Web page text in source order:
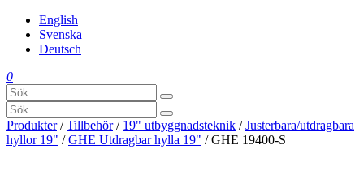
English
Svenska
Deutsch
0
Produkter/Tillbehör/ 19" utbyggnadsteknik /Justerbara/utdragbara
hyllor 19" /GHE Utdragbar hylla 19" / GHE 19400-S